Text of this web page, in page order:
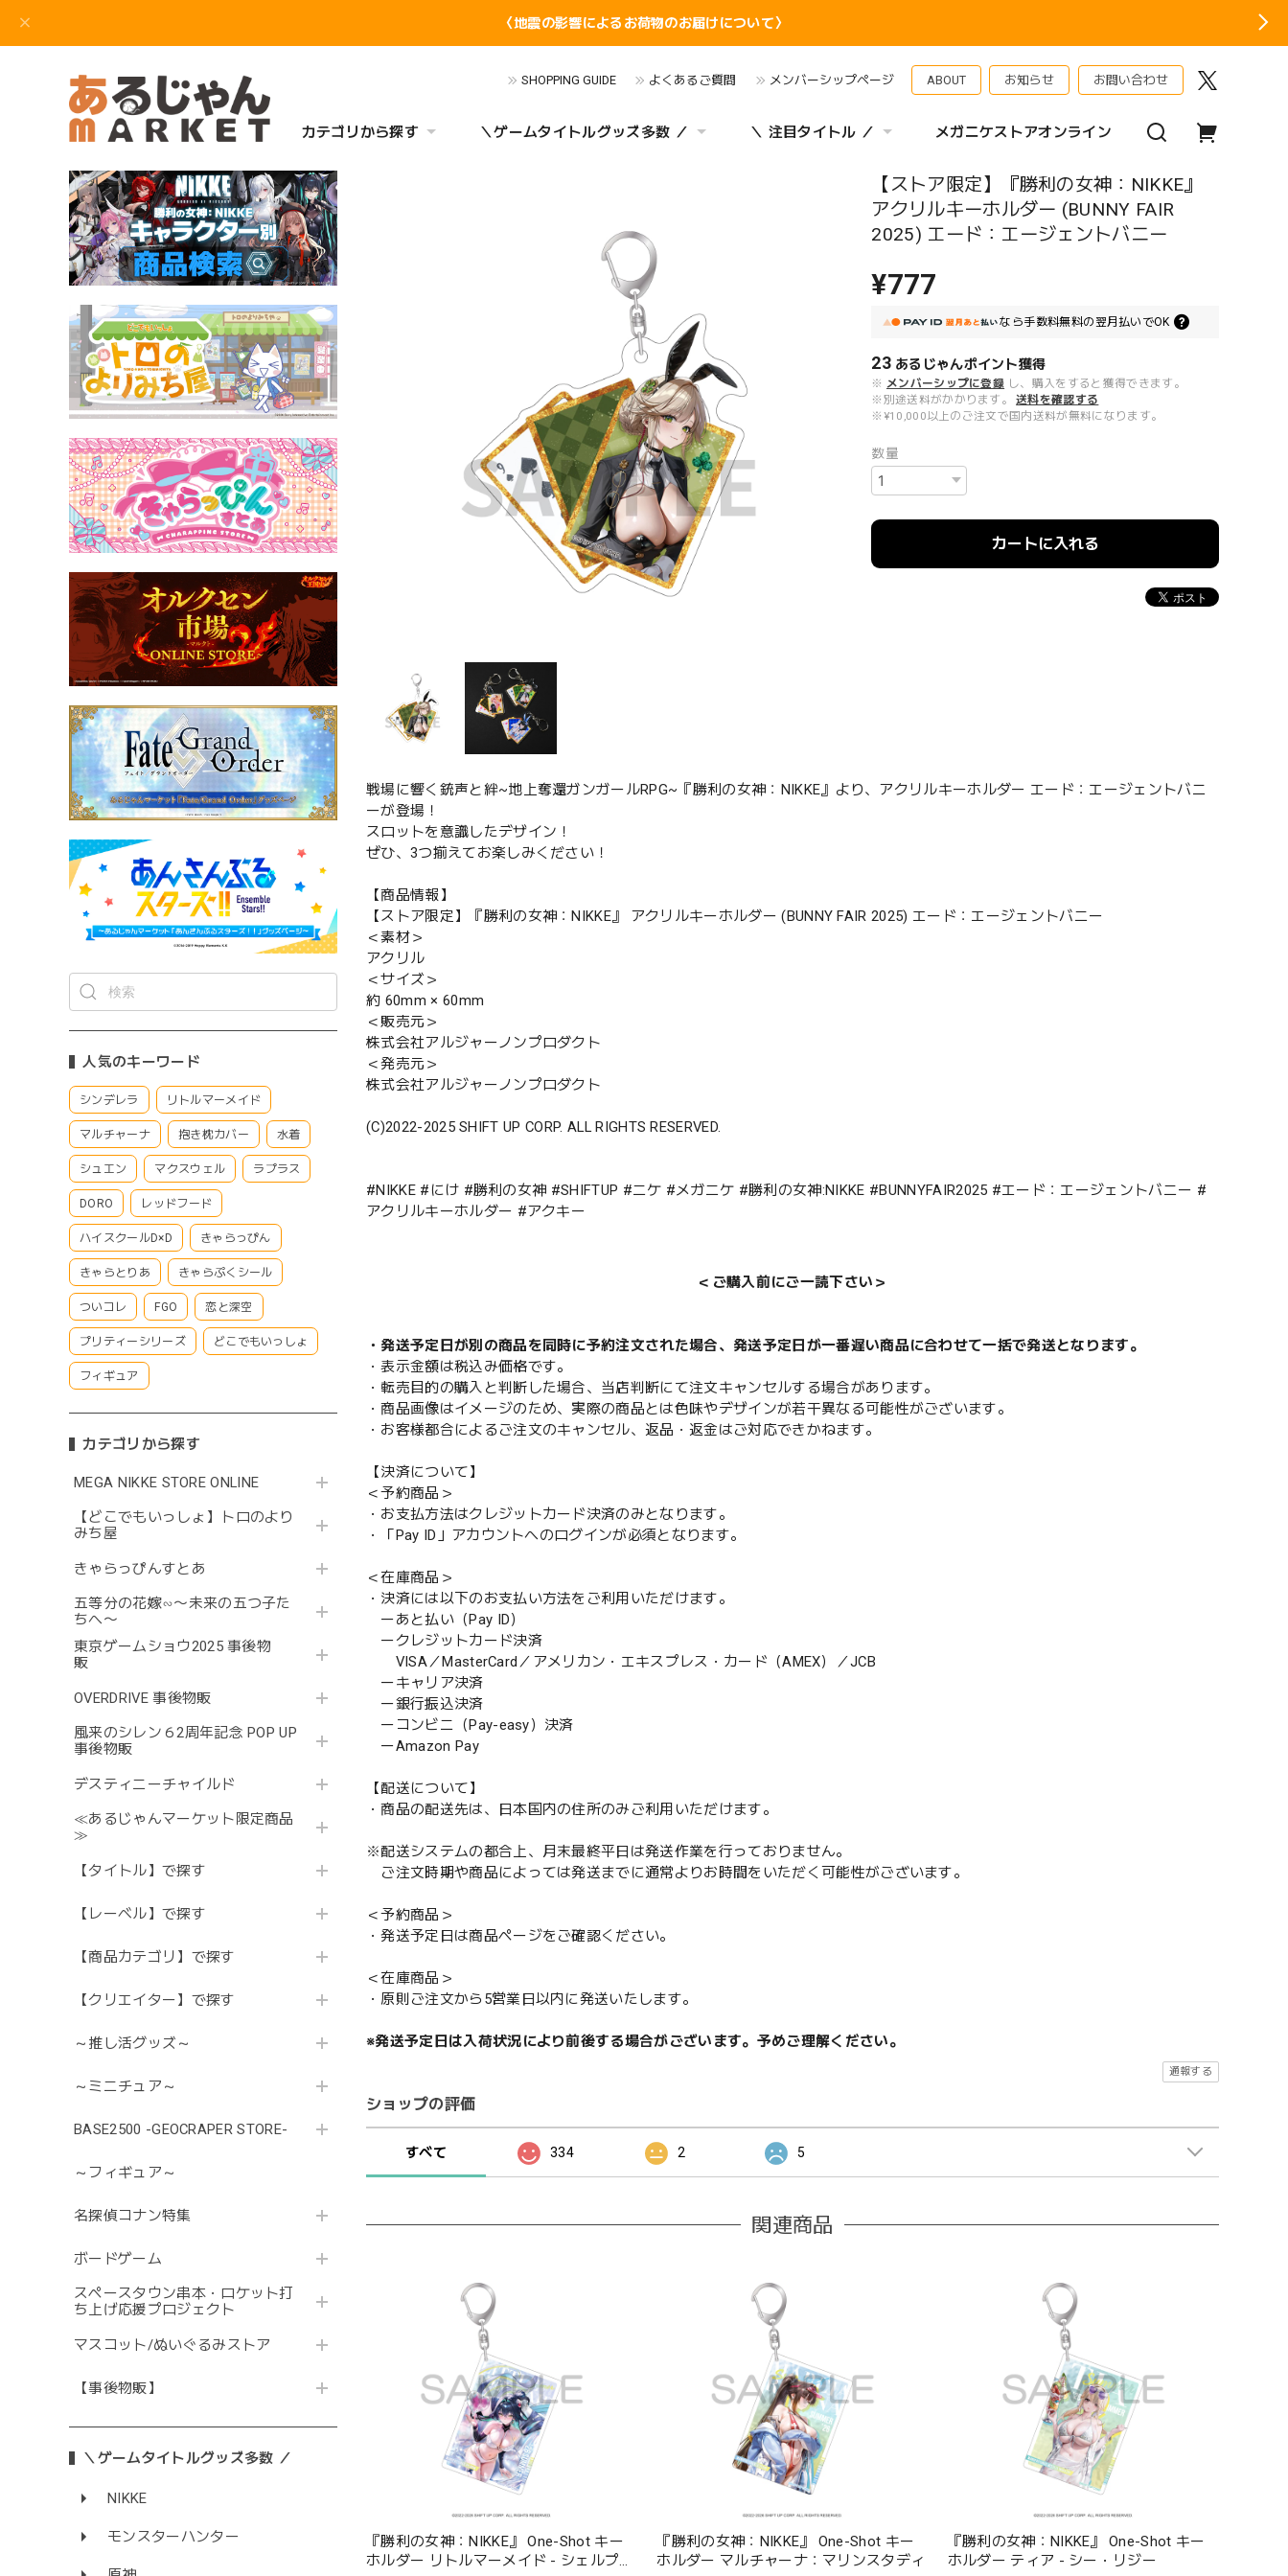
〈地震の影響によるお荷物のお届けについて〉
SHOPPING GUIDE よくあるご質問 メンバーシップページ ABOUT お知らせ お問い合わせ
カテゴリから探す ＼ゲームタイトルグッズ多数 ／ ＼ 注目タイトル ／ メガニケストアオンライン
人気のキーワード
シンデレラ リトルマーメイド
マルチャーナ 抱き枕カバー 水着
シュエン マクスウェル ラプラス
DORO レッドフード
ハイスクールD×D きゃらっぴん
きゃらとりあ きゃらぷくシール
ついコレ FGO 恋と深空
プリティーシリーズ どこでもいっしょ
フィギュア
カテゴリから探す
MEGA NIKKE STORE ONLINE
【どこでもいっしょ】トロのより
みち屋
きゃらっぴんすとあ
五等分の花嫁∽〜未来の五つ子た
ちへ〜
東京ゲームショウ2025 事後物
販
OVERDRIVE 事後物販
風来のシレン６2周年記念 POP UP
事後物販
デスティニーチャイルド
≪あるじゃんマーケット限定商品
≫
【タイトル】で探す
【レーベル】で探す
【商品カテゴリ】で探す
【クリエイター】で探す
～推し活グッズ～
～ミニチュア～
BASE2500 -GEOCRAPER STORE-
～フィギュア～
名探偵コナン特集
ボードゲーム
スペースタウン串本・ロケット打
ち上げ応援プロジェクト
マスコット/ぬいぐるみストア
【事後物販】
＼ゲームタイトルグッズ多数 ／
NIKKE
モンスターハンター
【ストア限定】『勝利の女神：NIKKE』
アクリルキーホルダー (BUNNY FAIR
2025) エード：エージェントバニー
¥777
なら手数料無料の 翌月払いでOK
23 あるじゃんポイント獲得
※ メンバーシップに登録 し、購入をすると獲得できます。
※別途送料がかかります。
送料を確認する
※¥10,000以上のご注文で国内送料が無料になります。
数量
カートに入れる
戦場に響く銃声と絆~地上奪還ガンガールRPG~『勝利の女神：NIKKE』より、アクリルキーホルダー エード：エージェントバニ
ーが登場！
スロットを意識したデザイン！
ぜひ、3つ揃えてお楽しみください！
【商品情報】
【ストア限定】『勝利の女神：NIKKE』 アクリルキーホルダー (BUNNY FAIR 2025) エード：エージェントバニー
＜素材＞
アクリル
＜サイズ＞
約 60mm × 60mm
＜販売元＞
株式会社アルジャーノンプロダクト
＜発売元＞
株式会社アルジャーノンプロダクト
(C)2022-2025 SHIFT UP CORP. ALL RIGHTS RESERVED.
#NIKKE #にけ #勝利の女神 #SHIFTUP #ニケ #メガニケ #勝利の女神:NIKKE #BUNNYFAIR2025 #エード：エージェントバニー #
アクリルキーホルダー #アクキー
＜ご購入前にご一読下さい＞
・発送予定日が別の商品を同時に予約注文された場合、発送予定日が一番遅い商品に合わせて一括で発送となります。
・表示金額は税込み価格です。
・転売目的の購入と判断した場合、当店判断にて注文キャンセルする場合があります。
・商品画像はイメージのため、実際の商品とは色味やデザインが若干異なる可能性がございます。
・お客様都合によるご注文のキャンセル、返品・返金はご対応できかねます。
【決済について】
＜予約商品＞
・お支払方法はクレジットカード決済のみとなります。
・「Pay ID」アカウントへのログインが必須となります。
＜在庫商品＞
・決済には以下のお支払い方法をご利用いただけます。
ーあと払い（Pay ID）
ークレジットカード決済
VISA／MasterCard／アメリカン・エキスプレス・カード（AMEX）／JCB
ーキャリア決済
ー銀行振込決済
ーコンビニ（Pay-easy）決済
ーAmazon Pay
【配送について】
・商品の配送先は、日本国内の住所のみご利用いただけます。
※配送システムの都合上、月末最終平日は発送作業を行っておりません。
ご注文時期や商品によっては発送までに通常よりお時間をいただく可能性がございます。
＜予約商品＞
・発送予定日は商品ページをご確認ください。
＜在庫商品＞
・原則ご注文から5営業日以内に発送いたします。
※発送予定日は入荷状況により前後する場合がございます。予めご理解ください。
通報する
ショップの評価
すべて 334 2 5
関連商品
『勝利の女神：NIKKE』 One-Shot キー
ホルダー リトルマーメイド - シェルプリ
『勝利の女神：NIKKE』 One-Shot キー
ホルダー マルチャーナ：マリンスタディ
『勝利の女神：NIKKE』 One-Shot キー
ホルダー ティア - シー・リジー